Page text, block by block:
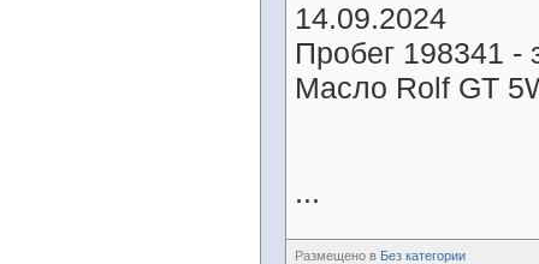
14.09.2024
Пробег 198341 -
Масло Rolf GT
...
Размещено в Без категории